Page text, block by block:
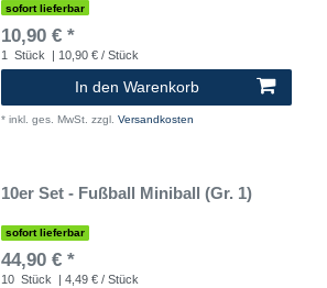
sofort lieferbar
10,90 € *
1 Stück | 10,90 € / Stück
In den Warenkorb
* inkl. ges. MwSt. zzgl. Versandkosten
10er Set - Fußball Miniball (Gr. 1)
sofort lieferbar
44,90 € *
10 Stück | 4,49 € / Stück